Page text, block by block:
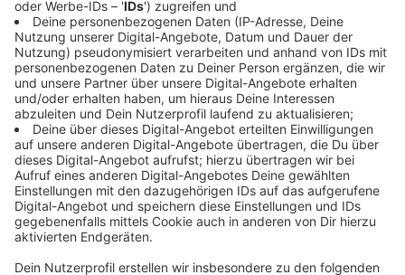
Die Stadt hat festgestellt, dass zum Unfallzeitpunkt
der Fahrrad-Schutzstreifen an der Unfallkreuzung
falsch markiert gewesen ist. Der Staatsanwaltschaft
sei das bekannt, es habe aber zum jetzigen Zeitpunkt
keinen Einfluss auf die Ermittlungen, so eine
Sprecherin. Die Stadt hat die Markierung mittlerweile
entfernt.
Unklar ist immer noch, ob gegen einen 20-jährigen
LKW-Fahrer Anklage erhoben wird. Der hatte Anfang